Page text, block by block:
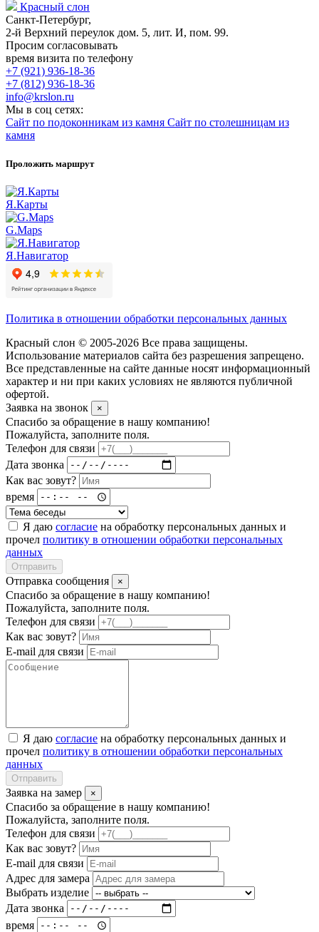
Красный слон
Санкт-Петербург,
2-й Верхний переулок дом. 5, лит. И, пом. 99.
Просим согласовывать
время визита по телефону
+7 (921) 936-18-36
+7 (812) 936-18-36
info@krslon.ru
Мы в соц сетях:
Сайт по подоконникам из камня Сайт по столешницам из
камня
Проложить маршрут
Я.Карты
G.Maps
Я.Навигатор
Политика в отношении обработки персональных данных
Красный слон © 2005-2026 Все права защищены.
Использование материалов сайта без разрешения запрещено.
Все представленные на сайте данные носят информационный
характер и ни при каких условиях не являются публичной
офертой.
Заявка на звонок
×
Спасибо за обращение в нашу компанию!
Пожалуйста, заполните поля.
Телефон для связи
Дата звонка
Как вас зовут?
время
Я даю согласие на обработку персональных данных и
прочел политику в отношении обработки персональных
данных
Отправить
Отправка сообщения ×
Спасибо за обращение в нашу компанию!
Пожалуйста, заполните поля.
Телефон для связи
Как вас зовут?
E-mail для связи
Я даю согласие на обработку персональных данных и
прочел политику в отношении обработки персональных
данных
Отправить
Заявка на замер ×
Спасибо за обращение в нашу компанию!
Пожалуйста, заполните поля.
Телефон для связи
Как вас зовут?
E-mail для связи
Адрес для замера
Выбрать изделие
Дата звонка
время